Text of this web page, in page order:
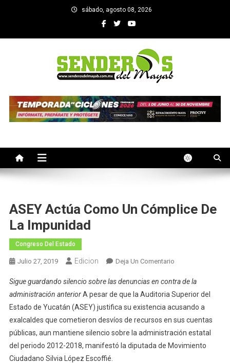
sábado, agosto 08, 2026
SENDEROS DEL MAYAB
ASEY Actúa Como Un Cómplice De
La Impunidad
Congreso Del Estado
Julio 27, 2019 Edicion Deja Un ComentarioEn
Actúa
Como
Un
Cómplice
De
La
Sigue guardando silencio sobre las denuncias en contra de la
administración anteriorA pesar de que la Auditoria Superior del
Estado de Yucatán (ASEY) justifica su existencia acusando a
exalcaldes que cometieron desvíos de recursos en sus cuentas
públicas, aun mantiene silencio sobre la administración estatal
del periodo 2012-2018, manifestó la diputada de Movimiento
Ciudadano Silvia López Escoffié.